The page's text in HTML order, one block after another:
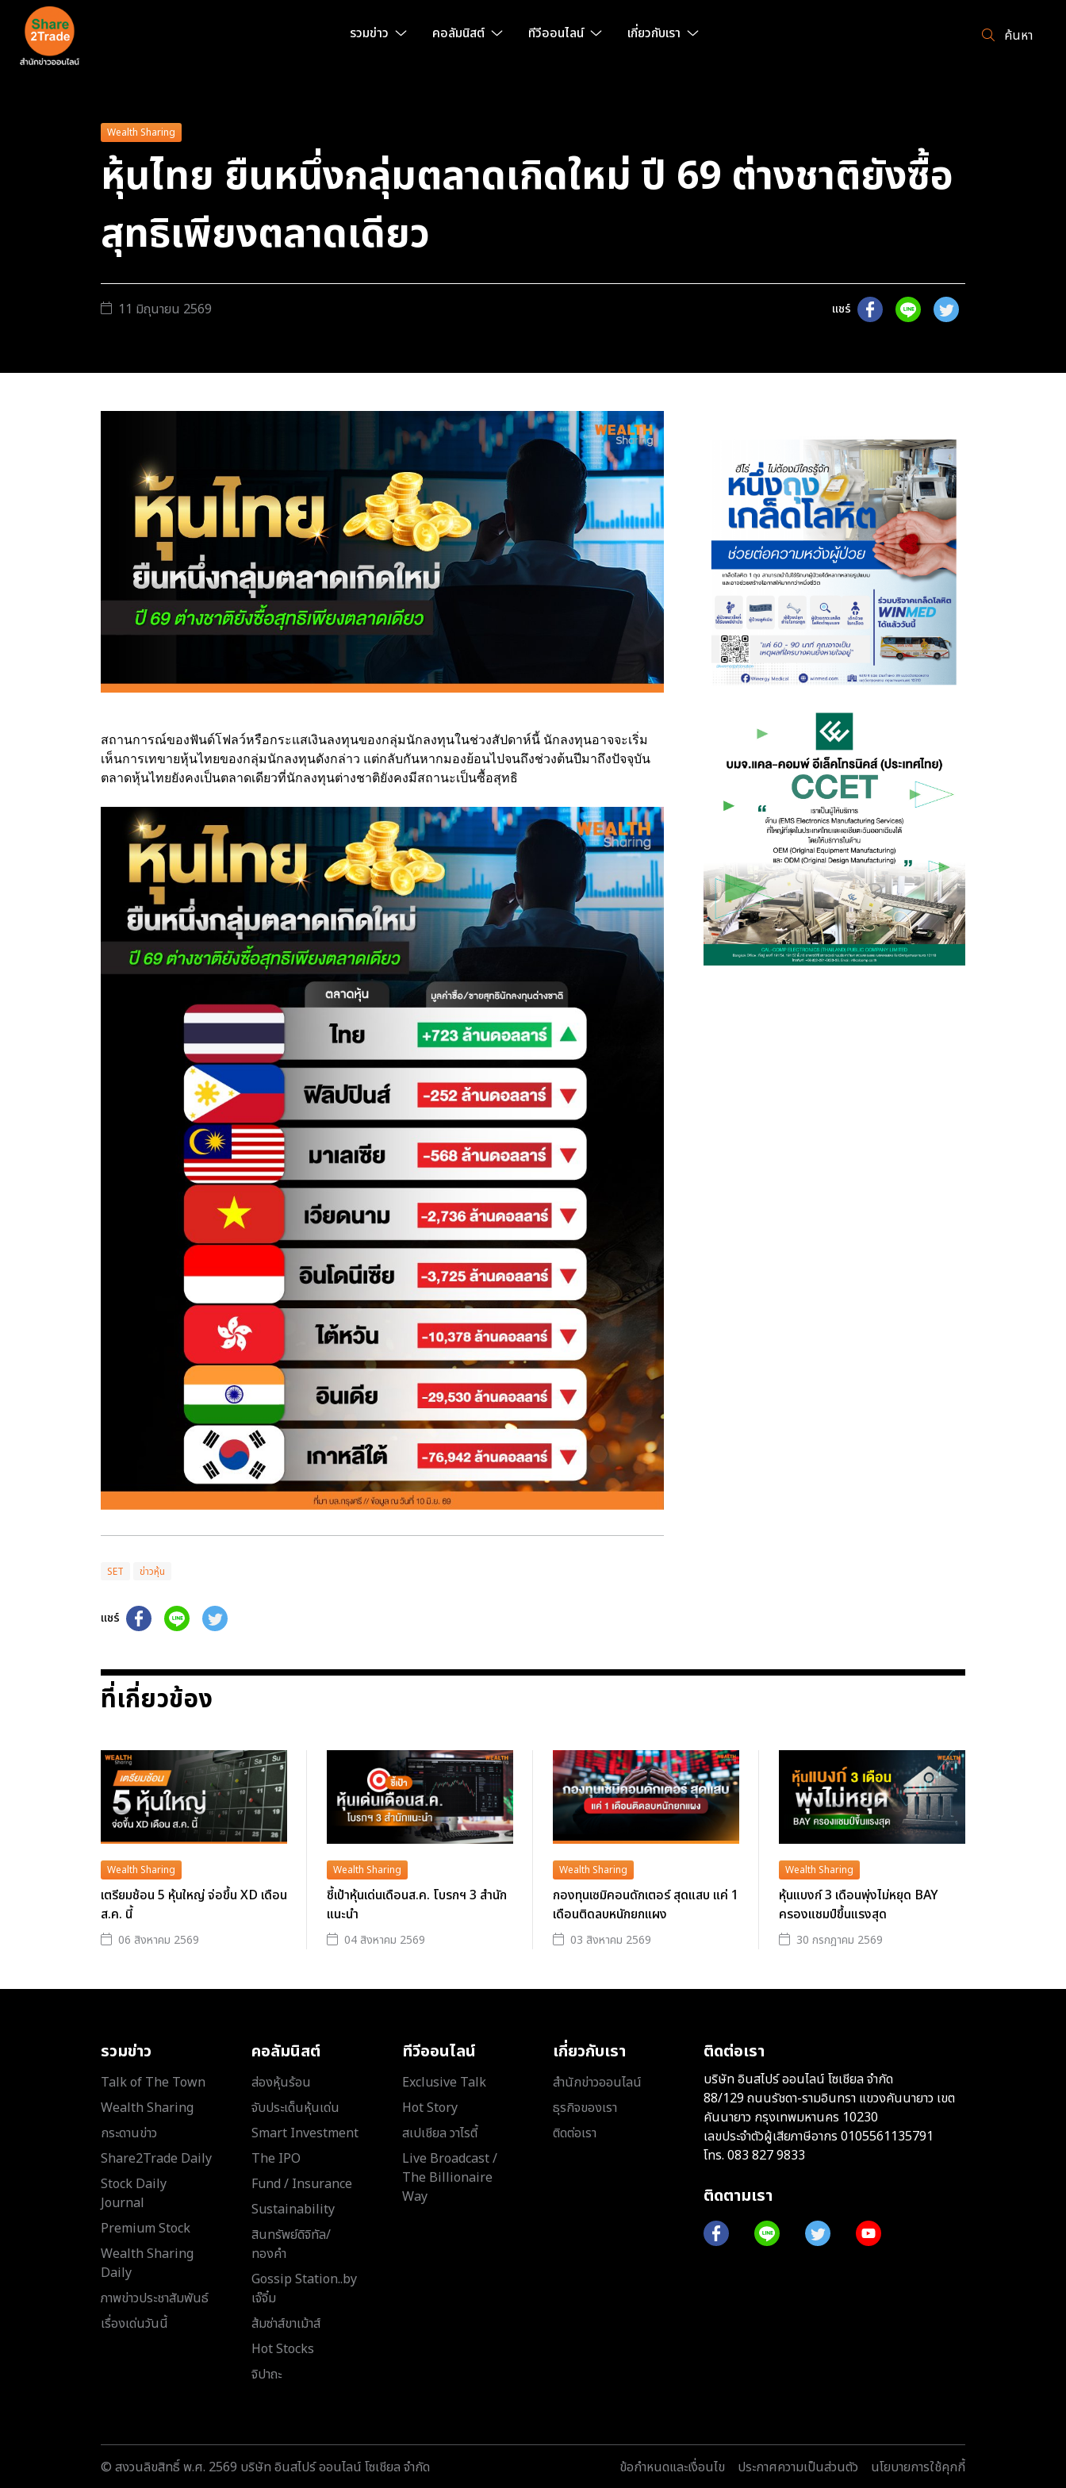
รวมข่าว คอลัมนิสต์ ทีวีออนไลน์ เกี่ยวกับเรา ค้นหา
Wealth Sharing
หุ้นไทย ยืนหนึ่งกลุ่มตลาดเกิดใหม่ ปี 69 ต่างชาติยังซื้อ
สุทธิเพียงตลาดเดียว
11 มิถุนายน 2569 แชร์
สถานการณ์ของฟันด์โฟลว์หรือกระแสเงินลงทุนของกลุ่มนักลงทุนในช่วงสัปดาห์นี้ นักลงทุนอาจจะเริ่ม
เห็นการเทขายหุ้นไทยของกลุ่มนักลงทุนดังกล่าว แต่กลับกันหากมองย้อนไปจนถึงช่วงต้นปีมาถึงปัจจุบัน
ตลาดหุ้นไทยยังคงเป็นตลาดเดียวที่นักลงทุนต่างชาติยังคงมีสถานะเป็นซื้อสุทธิ
SET ข่าวหุ้น
แชร์
ที่เกี่ยวข้อง
Wealth Sharing
เตรียมช้อน 5 หุ้นใหญ่ จ่อขึ้น XD เดือน
ส.ค. นี้
06 สิงหาคม 2569
Wealth Sharing
ชี้เป้าหุ้นเด่นเดือนส.ค. โบรกฯ 3 สำนัก
แนะนำ
04 สิงหาคม 2569
Wealth Sharing
กองทุนเซมิคอนดักเตอร์ สุดแสบ แค่ 1
เดือนติดลบหนักยกแผง
03 สิงหาคม 2569
Wealth Sharing
หุ้นแบงก์ 3 เดือนพุ่งไม่หยุด BAY
ครองแชมป์ขึ้นแรงสุด
30 กรกฎาคม 2569
รวมข่าว
Talk of The Town
Wealth Sharing
กระดานข่าว
Share2Trade Daily
Stock Daily
Journal
Premium Stock
Wealth Sharing
Daily
ภาพข่าวประชาสัมพันธ์
เรื่องเด่นวันนี้
คอลัมนิสต์
ส่องหุ้นร้อน
จับประเด็นหุ้นเด่น
Smart Investment
The IPO
Fund / Insurance
Sustainability
สินทรัพย์ดิจิทัล/
ทองคำ
Gossip Station..by
เจ๊จิ๋ม
ส้มซ่าส์ขาเม้าส์
Hot Stocks
จิปาถะ
ทีวีออนไลน์
Exclusive Talk
Hot Story
สเปเชียล วาไรตี้
Live Broadcast /
The Billionaire
Way
เกี่ยวกับเรา
สำนักข่าวออนไลน์
ธุรกิจของเรา
ติดต่อเรา
ติดต่อเรา
บริษัท อินสไปร์ ออนไลน์ โซเชียล จำกัด
88/129 ถนนรัชดา-รามอินทรา แขวงคันนายาว เขต
คันนายาว กรุงเทพมหานคร 10230
เลขประจำตัวผู้เสียภาษีอากร 0105561135791
โทร. 083 827 9833
ติดตามเรา
© สงวนลิขสิทธิ์ พ.ศ. 2569 บริษัท อินสไปร์ ออนไลน์ โซเชียล จำกัด ข้อกำหนดและเงื่อนไข ประกาศความเป็นส่วนตัว นโยบายการใช้คุกกี้